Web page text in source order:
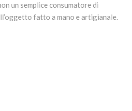
un semplice consumatore di
fatto a mano e artigianale.